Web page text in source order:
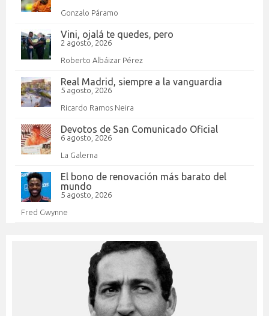
Gonzalo Páramo
Vini, ojalá te quedes, pero
2 agosto, 2026
Roberto Albáizar Pérez
Real Madrid, siempre a la vanguardia
5 agosto, 2026
Ricardo Ramos Neira
Devotos de San Comunicado Oficial
6 agosto, 2026
La Galerna
El bono de renovación más barato del
mundo
5 agosto, 2026
Fred Gwynne